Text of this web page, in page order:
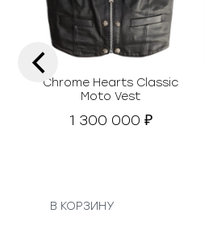
Chrome Hearts Classic
Moto Vest
1 300 000 ₽
В КОРЗИНУ
‹